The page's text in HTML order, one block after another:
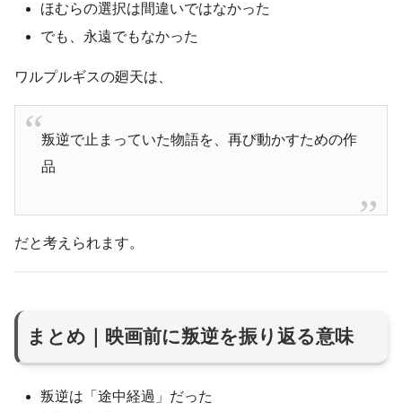
ほむらの選択は間違いではなかった
でも、永遠でもなかった
ワルプルギスの廻天は、
叛逆で止まっていた物語を、再び動かすための作
品
だと考えられます。
まとめ｜映画前に叛逆を振り返る意味
叛逆は「途中経過」だった